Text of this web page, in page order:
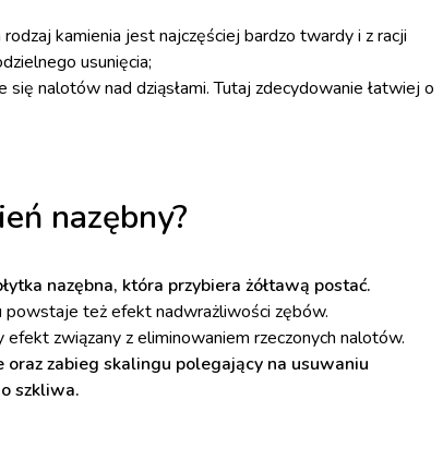
kamienia jest najczęściej bardzo twardy i z racji
usunięcia;
nalotów nad dziąsłami. Tutaj zdecydowanie łatwiej o
nazębny?
nazębna, która przybiera żółtawą postać.
powstaje też efekt nadwrażliwości zębów.
związany z eliminowaniem rzeczonych nalotów.
zabieg skalingu polegający na usuwaniu
szkliwa.